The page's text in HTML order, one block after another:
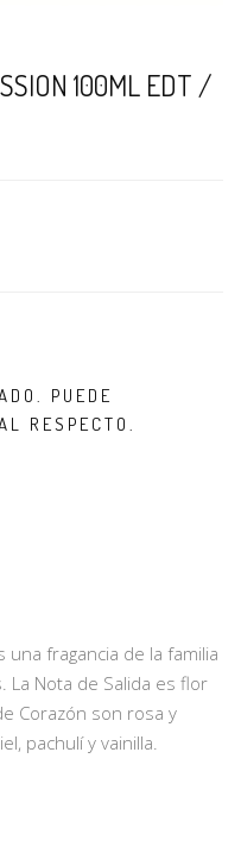
100ML EDT /
PUEDE
RESPECTO.
una fragancia de la familia
La Nota de Salida es flor
Corazón son rosa y
pachulí y vainilla.